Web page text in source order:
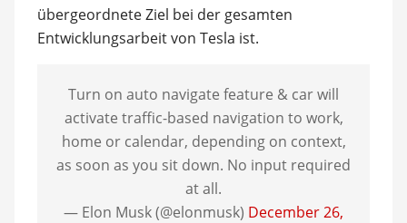
übergeordnete Ziel bei der gesamten
Entwicklungsarbeit von Tesla ist.
Turn on auto navigate feature & car will
activate traffic-based navigation to work,
home or calendar, depending on context,
as soon as you sit down. No input required
at all.
— Elon Musk (@elonmusk) December 26,